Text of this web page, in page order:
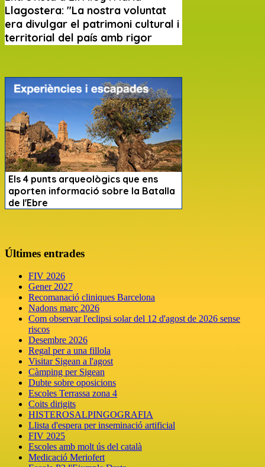
Últimes entrades
FIV 2026
Gener 2027
Recomanació cliniques Barcelona
Nadons març 2026
Com observar l'eclipsi solar del 12 d'agost de 2026 sense
riscos
Desembre 2026
Regal per a una fillola
Visitar Sigean a l'agost
Càmping per Sigean
Dubte sobre oposicions
Escoles Terrassa zona 4
Coits dirigits
HISTEROSALPINGOGRAFIA
Llista d'espera per inseminació artificial
FIV 2025
Escoles amb molt ús del català
Medicació Meriofert